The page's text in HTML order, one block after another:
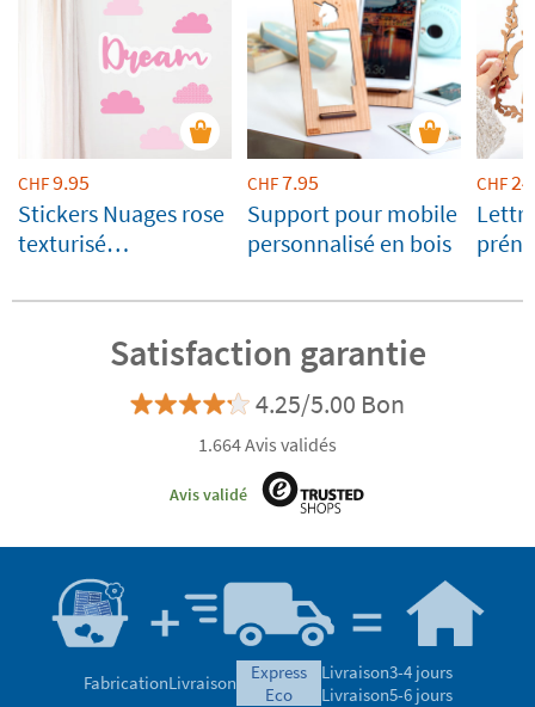
CHF9.95
Stickers Nuages rose
texturisé
nom
CHF7.95
Support pour mobile
personnalisé en bois
CHF
Satisfaction garantie
4.25/5.00 Bon
1.664 Avis validés
Avis validé
FabricationLivraison
express
eco
Livraison3-4 jours
Livraison5-6 jours